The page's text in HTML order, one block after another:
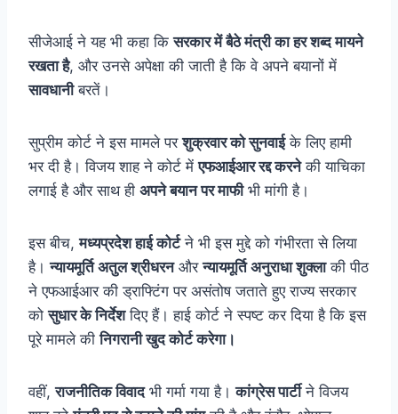
सीजेआई ने यह भी कहा किसरकार में बैठे मंत्री का हर शब्द मायने
रखता है, और उनसे अपेक्षा की जाती है कि वे अपने बयानों में
सावधानीबरतें।
सुप्रीम कोर्ट ने इस मामले परशुक्रवार को सुनवाईके लिए हामी
भर दी है। विजय शाह ने कोर्ट मेंएफआईआर रद्द करनेकी याचिका
लगाई है और साथ ही अपने बयान पर माफीभी मांगी है।
इस बीच,मध्यप्रदेश हाई कोर्टने भी इस मुद्दे को गंभीरता से लिया
है।न्यायमूर्ति अतुल श्रीधरनऔरन्यायमूर्ति अनुराधा शुक्लाकी पीठ
ने एफआईआर की ड्राफ्टिंग पर असंतोष जताते हुए राज्य सरकार
कोसुधार के निर्देशदिए हैं। हाई कोर्ट ने स्पष्ट कर दिया है कि इस
पूरे मामले कीनिगरानी खुद कोर्ट करेगा।
वहीं,राजनीतिक विवादभी गर्मा गया है।कांग्रेस पार्टीने विजय